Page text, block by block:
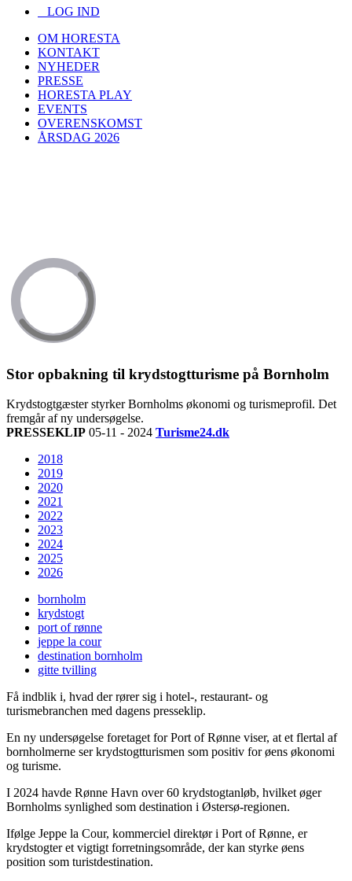
LOG IND
OM HORESTA
KONTAKT
NYHEDER
PRESSE
HORESTA PLAY
EVENTS
OVERENSKOMST
ÅRSDAG 2026
Stor opbakning til krydstogtturisme på Bornholm
Krydstogtgæster styrker Bornholms økonomi og turismeprofil. Det
fremgår af ny undersøgelse.
PRESSEKLIP 05-11 - 2024 Turisme24.dk
2018
2019
2020
2021
2022
2023
2024
2025
2026
bornholm
krydstogt
port of rønne
jeppe la cour
destination bornholm
gitte tvilling
Få indblik i, hvad der rører sig i hotel-, restaurant- og
turismebranchen med dagens presseklip.
En ny undersøgelse foretaget for Port of Rønne viser, at et flertal af
bornholmerne ser krydstogtturismen som positiv for øens økonomi
og turisme.
I 2024 havde Rønne Havn over 60 krydstogtanløb, hvilket øger
Bornholms synlighed som destination i Østersø-regionen.
Ifølge Jeppe la Cour, kommerciel direktør i Port of Rønne, er
krydstogter et vigtigt forretningsområde, der kan styrke øens
position som turistdestination.